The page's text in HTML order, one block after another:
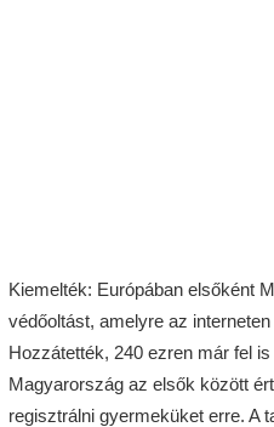
Kiemelték: Európában elsőként
védőoltást, amelyre az
Hozzátették, 240 ezren már fel
Magyarország az elsők között
regisztrálni gyermeküket erre. A